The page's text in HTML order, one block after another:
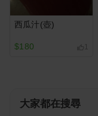
西瓜汁(壺)
$180
大家都在搜尋